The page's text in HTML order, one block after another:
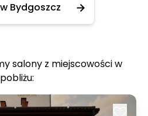
Bydgoszcz
salony z miejscowości w
pobliżu: